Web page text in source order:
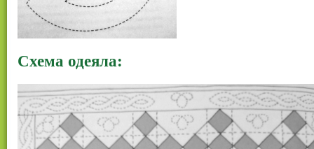
Схема одеяла: